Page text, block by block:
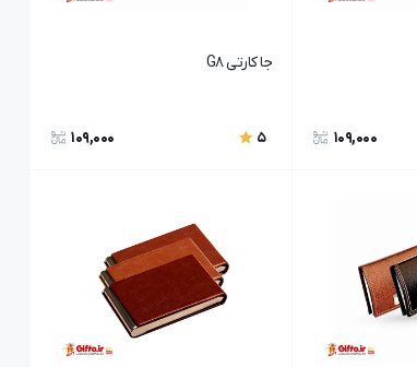
109,000
جا کارتی G8
5
109,000